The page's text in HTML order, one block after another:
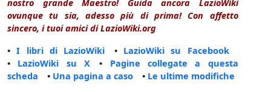
nostro grande Maestro! Guida ancora LazioWiki
ovunque tu sia, adesso più di prima! Con affetto
sincero, i tuoi amici di LazioWiki.org
•I libri di LazioWiki • LazioWiki su Facebook
• LazioWiki su X • Pagine collegate a questa
scheda • Una pagina a caso • Le ultime modifiche